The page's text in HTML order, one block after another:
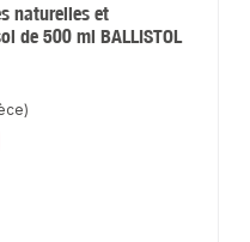
naturelles et
de 500 ml BALLISTOL